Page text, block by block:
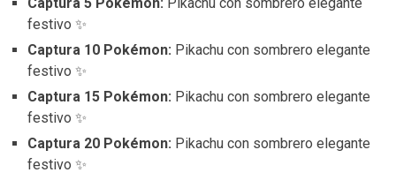
festivo ✨
Captura 10 Pokémon: Pikachu con sombrero elegante
festivo ✨
Captura 15 Pokémon: Pikachu con sombrero elegante
festivo ✨
Captura 20 Pokémon: Pikachu con sombrero elegante
festivo ✨